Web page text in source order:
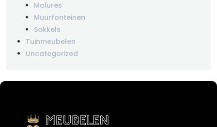
Molures
Muurfonteinen
Sokkels
Tuinmeubelen
Uncategorized